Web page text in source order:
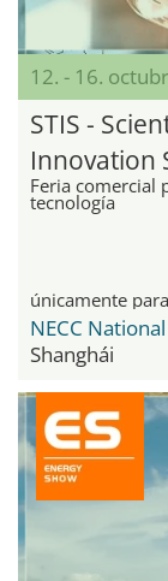
12. - 16.
STIS -
Innovation
Feria comercial
tecnología
únicamente
Shanghái